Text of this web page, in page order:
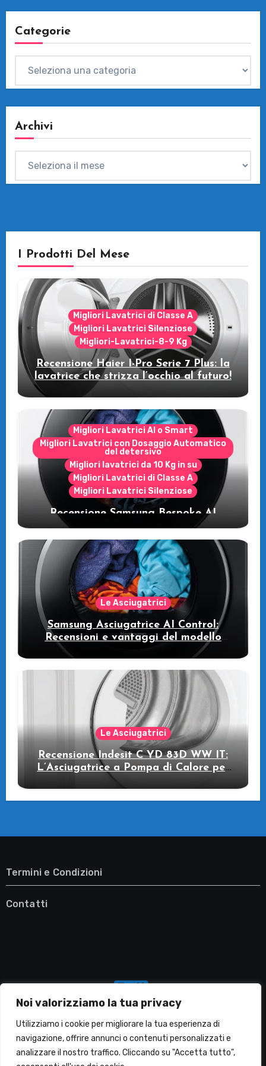
Noi valorizziamo la tua privacy
Utilizziamo i cookie per migliorare la tua esperienza di
navigazione, offrire annunci o contenuti personalizzati e
analizzare il nostro traffico. Cliccando su "Accetta tutto",
Categorie
Archivi
I Prodotti Del Mese
Migliori Lavatrici di Classe A
Migliori Lavatrici Silenziose
Migliori-Lavatrici-8-9 Kg
Recensione Haier I-Pro Serie 7 Plus: la
lavatrice che strizza l’occhio al futuro!
Migliori Lavatrici AI o Smart
Migliori Lavatrici con Dosaggio Automatico
del detersivo
Migliori lavatrici da 10 Kg in su
Migliori Lavatrici di Classe A
Migliori Lavatrici Silenziose
Recensione Samsung Bespoke AI
WW11DB7B94GE/U3: la lavatrice
intelligente che fa risparmiare
Le Asciugatrici
Samsung Asciugatrice AI Control:
Recensioni e vantaggi del modello
Le Asciugatrici
Recensione Indesit C YD 83D WW IT:
L’Asciugatrice a Pompa di Calore per
il Tuo Benessere
Termini e Condizioni
Contatti
Migliori Lavatrici